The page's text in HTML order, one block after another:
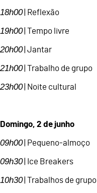
18h00| Reflexão
19h00| Tempo livre
20h00| Jantar
21h00| Trabalho de grupo
23h00| Noite cultural
Domingo, 2 de junho
09h00| Pequeno-almoço
09h30| Ice Breakers
10h30| Trabalhos de grupo